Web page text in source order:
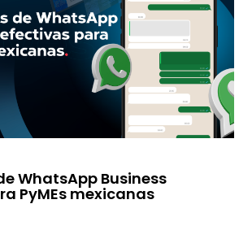
WhatsApp Business
PyMEs mexicanas